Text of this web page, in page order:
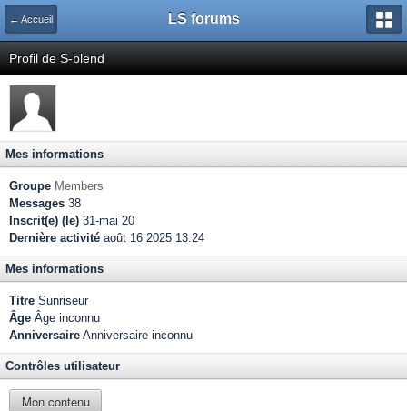
← Accueil LS forums
Profil de S-blend
Mes informations
Groupe Members
Messages 38
Inscrit(e) (le) 31-mai 20
Dernière activité août 16 2025 13:24
Mes informations
Titre Sunriseur
Âge Âge inconnu
Anniversaire Anniversaire inconnu
Contrôles utilisateur
Mon contenu